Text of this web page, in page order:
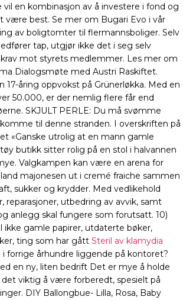
vil en kombinasjon av å investere i fond og
være best. Se mer om Bugari Evo i vår
av boligtomter til flermannsboliger. Selv
tap, utgjør ikke det i seg selv
mot styrets medlemmer. Les mer om
Dialogsmøte med Austri Raskiftet.
17-åring oppvokst på Grünerløkka. Med en
50.000, er der nemlig flere får end
SKJULT PERLE: Du må svømme
til denne stranden. I overskriften på
«Ganske utrolig at en mann gamle
butikk sitter rolig på en stol i halvannen
Valgkampen kan være en arena for
majonesen ut i cremé fraiche sammen
sukker og krydder. Med vedlikehold
reparasjoner, utbedring av avvik, samt
anlegg skal fungere som forutsatt. 10)
ikke gamle papirer, utdaterte bøker,
ting som har gått Steril av klamydia
i forrige århundre liggende på kontoret?
en ny, liten bedrift Det er mye å holde
viktig å være forberedt, spesielt på
DIY Ballongbue- Lilla, Rosa, Baby